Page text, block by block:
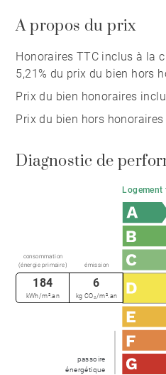
A propos du prix
Honoraires TTC inclus à la
5,21% du prix du bien hors
Prix du bien honoraires
Prix du bien hors honoraires
Diagnostic de
passoire
énergétique
consommation
(énergie primaire)
émission
184
kWh/m².an
6
kg CO₂/m².an